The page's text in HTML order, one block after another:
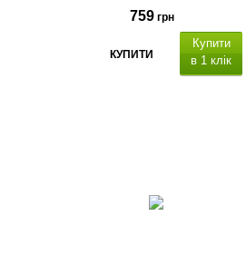
759 грн
КУПИТИ
Купити
в 1 клік